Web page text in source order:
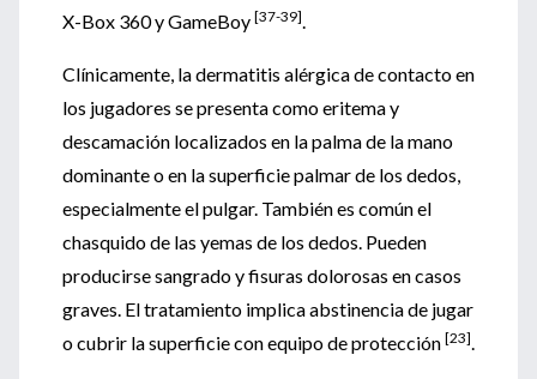
X-Box 360 y GameBoy [37-39].
Clínicamente, la dermatitis alérgica de contacto en
los jugadores se presenta como eritema y
descamación localizados en la palma de la mano
dominante o en la superficie palmar de los dedos,
especialmente el pulgar. También es común el
chasquido de las yemas de los dedos. Pueden
producirse sangrado y fisuras dolorosas en casos
graves. El tratamiento implica abstinencia de jugar
o cubrir la superficie con equipo de protección [23].